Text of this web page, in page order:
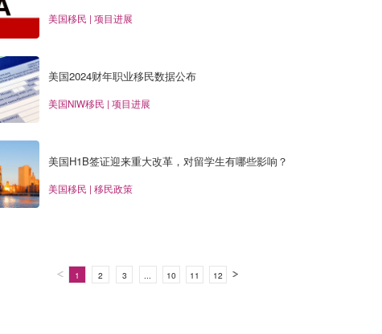
美国移民 | 项目进展
美国2024财年职业移民数据公布
美国NIW移民 | 项目进展
美国H1B签证迎来重大改革，对留学生有哪些影响？
美国移民 | 移民政策
1 2 3 10 11 12